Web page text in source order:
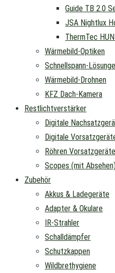
Guide TB 2.0
JSA Nightlux
ThermTec
Wärmebild-Optiken
Schnellspann-
Wärmebild-Drohnen
KFZ Dach-Kamera
Restlichtverstärker
Digitale
Digitale
Röhren Vorsatzgeräte
Scopes (mit Absehen)
Zubehör
Akkus & Ladegeräte
Adapter & Okulare
IR-Strahler
Schalldämpfer
Schutzkappen
Wildbrethygiene